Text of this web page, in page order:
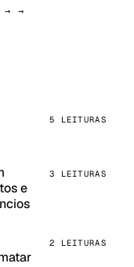
→ →
5 LEITURAS
e
3 LEITURAS
2 LEITURAS